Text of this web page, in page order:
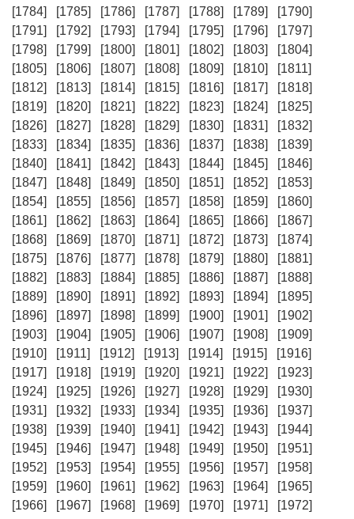
[1784]
[1785] [1786] [1787] [1788] [1789]
[1790]
[1791]
[1792] [1793] [1794] [1795] [1796]
[1797]
[1798]
[1799] [1800] [1801] [1802] [1803]
[1804]
[1805]
[1806] [1807] [1808] [1809] [1810]
[1811]
[1812]
[1813] [1814] [1815] [1816] [1817]
[1818]
[1819]
[1820] [1821] [1822] [1823] [1824]
[1825]
[1826]
[1827] [1828] [1829] [1830] [1831]
[1832]
[1833]
[1834] [1835] [1836] [1837] [1838]
[1839]
[1840]
[1841] [1842] [1843] [1844] [1845]
[1846]
[1847]
[1848] [1849] [1850] [1851] [1852]
[1853]
[1854]
[1855] [1856] [1857] [1858] [1859]
[1860]
[1861]
[1862] [1863] [1864] [1865] [1866]
[1867]
[1868]
[1869] [1870] [1871] [1872] [1873]
[1874]
[1875]
[1876] [1877] [1878] [1879] [1880]
[1881]
[1882]
[1883] [1884] [1885] [1886] [1887]
[1888]
[1889]
[1890] [1891] [1892] [1893] [1894]
[1895]
[1896]
[1897] [1898] [1899] [1900] [1901]
[1902]
[1903]
[1904] [1905] [1906] [1907] [1908]
[1909]
[1910]
[1911] [1912] [1913] [1914] [1915]
[1916]
[1917]
[1918] [1919] [1920] [1921] [1922]
[1923]
[1924]
[1925] [1926] [1927] [1928] [1929]
[1930]
[1931]
[1932] [1933] [1934] [1935] [1936]
[1937]
[1938]
[1939] [1940] [1941] [1942] [1943]
[1944]
[1945]
[1946] [1947] [1948] [1949] [1950]
[1951]
[1952]
[1953] [1954] [1955] [1956] [1957]
[1958]
[1959]
[1960] [1961] [1962] [1963] [1964]
[1965]
[1966]
[1967] [1968] [1969] [1970] [1971]
[1972]